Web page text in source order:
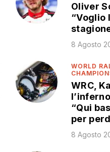
Oliver
“Voglio
8 Agosto
WORLD
WRC,
“Qui
per
8 Agosto